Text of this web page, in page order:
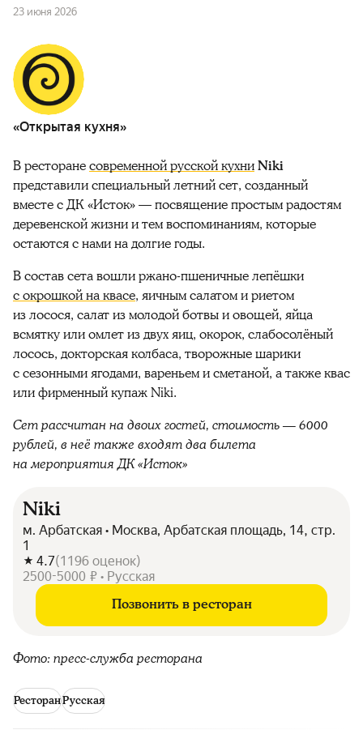
23 июня 2026
«Открытая кухня»
В ресторанесовременной русской кухниNiki
представили специальный летний сет, созданный
вместе с ДК «Исток» — посвящение простым радостям
деревенской жизни и тем воспоминаниям, которые
остаются с нами на долгие годы.
В состав сета вошли ржано-пшеничные лепёшки
с окрошкой на квасе, яичным салатом и риетом
из лосося, салат из молодой ботвы и овощей, яйца
всмятку или омлет из двух яиц, окорок, слабосолёный
лосось, докторская колбаса, творожные шарики
с сезонными ягодами, вареньем и сметаной, а также квас
или фирменный купаж Niki.
Сет рассчитан на двоих гостей, стоимость — 6000
рублей, в неё также входят два билета
на мероприятия ДК «Исток»
Niki
м. Арбатская • Москва, Арбатская площадь, 14, стр.
1
4.7(1196 оценок)
2500-5000 ₽ • Русская
Позвонить в ресторан
Фото: пресс-служба ресторана
РесторанРусская